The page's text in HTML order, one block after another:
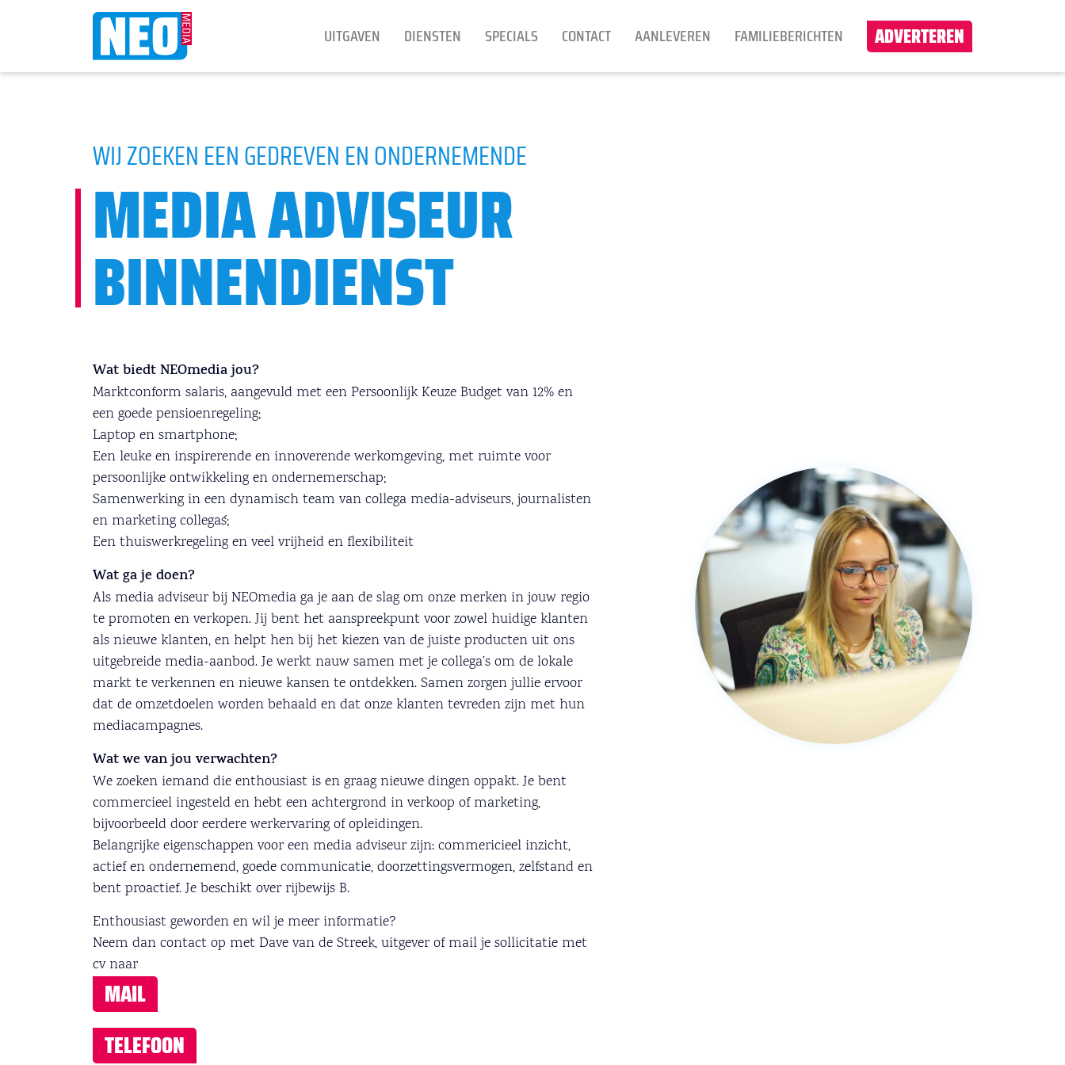
UITGAVEN DIENSTEN SPECIALS CONTACT AANLEVEREN FAMILIEBERICHTEN ADVERTEREN
WIJ ZOEKEN EEN GEDREVEN EN ONDERNEMENDE
MEDIA ADVISEUR
BINNENDIENST
Wat biedt NEOmedia jou?
Marktconform salaris, aangevuld met een Persoonlijk Keuze Budget van 12% en
een goede pensioenregeling;
Laptop en smartphone;
Een leuke en inspirerende en innoverende werkomgeving, met ruimte voor
persoonlijke ontwikkeling en ondernemerschap;
Samenwerking in een dynamisch team van collega media-adviseurs, journalisten
en marketing collega´s;
Een thuiswerkregeling en veel vrijheid en flexibiliteit
Wat ga je doen?
Als media adviseur bij NEOmedia ga je aan de slag om onze merken in jouw regio
te promoten en verkopen. Jij bent het aanspreekpunt voor zowel huidige klanten
als nieuwe klanten, en helpt hen bij het kiezen van de juiste producten uit ons
uitgebreide media-aanbod. Je werkt nauw samen met je collega’s om de lokale
markt te verkennen en nieuwe kansen te ontdekken. Samen zorgen jullie ervoor
dat de omzetdoelen worden behaald en dat onze klanten tevreden zijn met hun
mediacampagnes.
Wat we van jou verwachten?
We zoeken iemand die enthousiast is en graag nieuwe dingen oppakt. Je bent
commercieel ingesteld en hebt een achtergrond in verkoop of marketing,
bijvoorbeeld door eerdere werkervaring of opleidingen.
Belangrijke eigenschappen voor een media adviseur zijn: commericieel inzicht,
actief en ondernemend, goede communicatie, doorzettingsvermogen, zelfstand en
bent proactief. Je beschikt over rijbewijs B.
Enthousiast geworden en wil je meer informatie?
Neem dan contact op met Dave van de Streek, uitgever of mail je sollicitatie met
cv naar
MAIL
TELEFOON